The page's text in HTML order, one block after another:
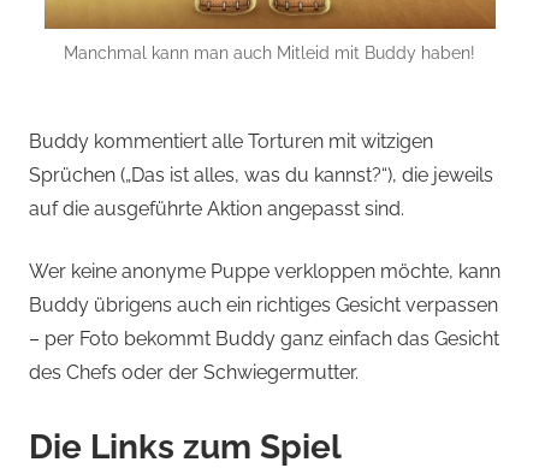
Manchmal kann man auch Mitleid mit Buddy haben!
Buddy kommentiert alle Torturen mit witzigen
Sprüchen („Das ist alles, was du kannst?“), die jeweils
auf die ausgeführte Aktion angepasst sind.
Wer keine anonyme Puppe verkloppen möchte, kann
Buddy übrigens auch ein richtiges Gesicht verpassen
– per Foto bekommt Buddy ganz einfach das Gesicht
des Chefs oder der Schwiegermutter.
Die Links zum Spiel